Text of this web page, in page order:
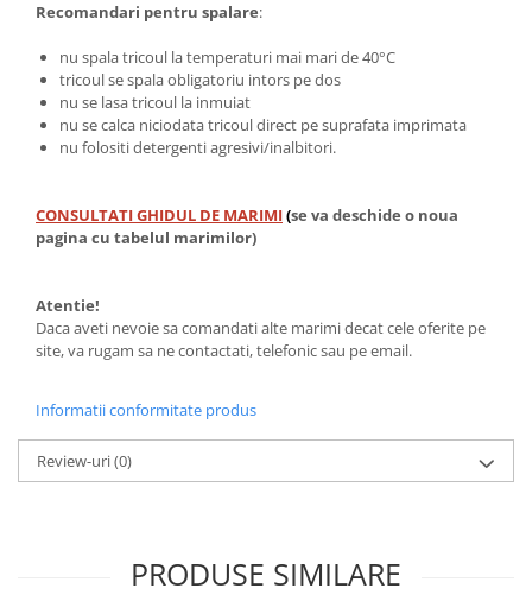
Recomandari pentru spalare:
nu spala tricoul la temperaturi mai mari de 40°C
tricoul se spala obligatoriu intors pe dos
nu se lasa tricoul la inmuiat
nu se calca niciodata tricoul direct pe suprafata imprimata
nu folositi detergenti agresivi/inalbitori.
CONSULTATI GHIDUL DE MARIMI(se va deschide o noua
pagina cu tabelul marimilor)
Atentie!
Daca aveti nevoie sa comandati alte marimi decat cele oferite pe
site, va rugam sa ne contactati, telefonic sau pe email.
Informatii conformitate produs
Review-uri(0)
PRODUSE SIMILARE